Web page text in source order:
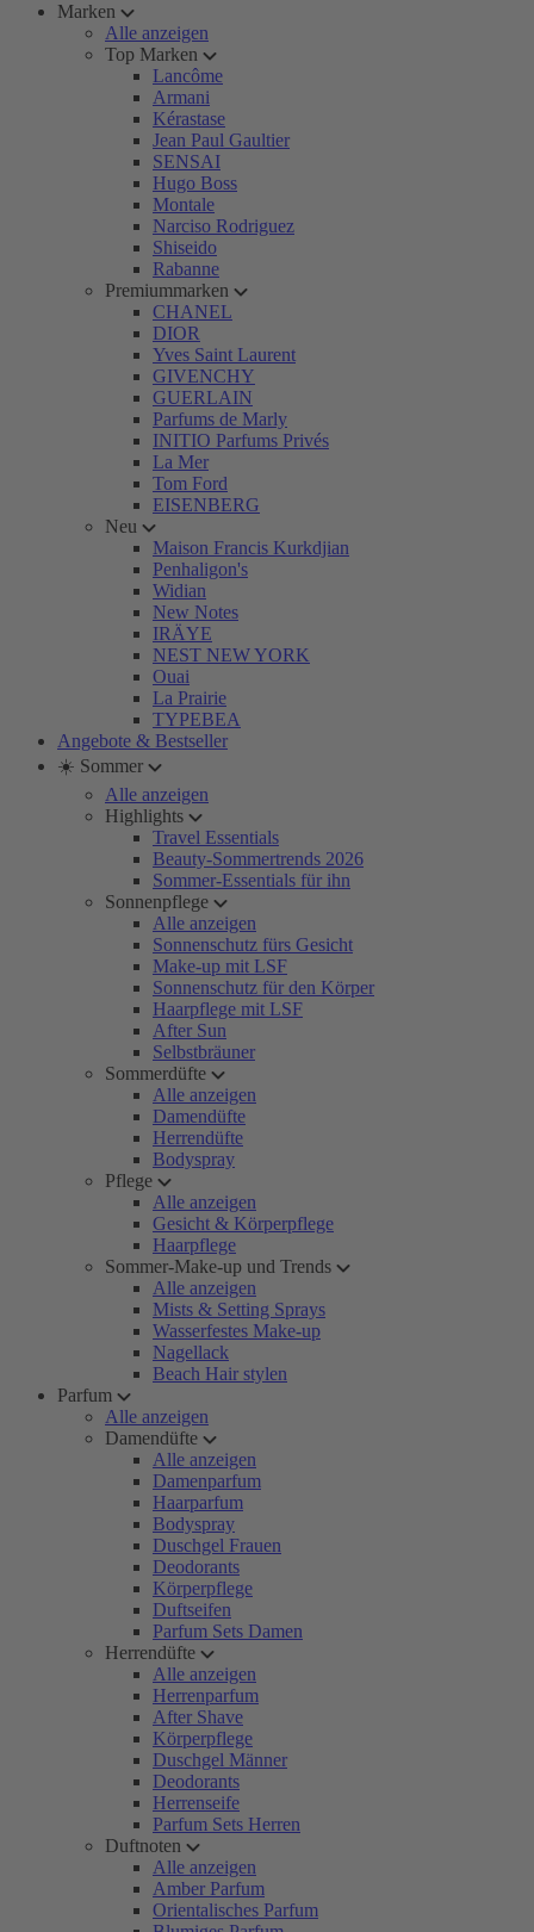
Marken
Alle anzeigen
Top Marken
Lancôme
Armani
Kérastase
Jean Paul Gaultier
SENSAI
Hugo Boss
Montale
Narciso Rodriguez
Shiseido
Rabanne
Premiummarken
CHANEL
DIOR
Yves Saint Laurent
GIVENCHY
GUERLAIN
Parfums de Marly
INITIO Parfums Privés
La Mer
Tom Ford
EISENBERG
Neu
Maison Francis Kurkdjian
Penhaligon's
Widian
New Notes
IRÄYE
NEST NEW YORK
Ouai
La Prairie
TYPEBEA
Angebote & Bestseller
☀️ Sommer
Alle anzeigen
Highlights
Travel Essentials
Beauty-Sommertrends 2026
Sommer-Essentials für ihn
Sonnenpflege
Alle anzeigen
Sonnenschutz fürs Gesicht
Make-up mit LSF
Sonnenschutz für den Körper
Haarpflege mit LSF
After Sun
Selbstbräuner
Sommerdüfte
Alle anzeigen
Damendüfte
Herrendüfte
Bodyspray
Pflege
Alle anzeigen
Gesicht & Körperpflege
Haarpflege
Sommer-Make-up und Trends
Alle anzeigen
Mists & Setting Sprays
Wasserfestes Make-up
Nagellack
Beach Hair stylen
Parfum
Alle anzeigen
Damendüfte
Alle anzeigen
Damenparfum
Haarparfum
Bodyspray
Duschgel Frauen
Deodorants
Körperpflege
Duftseifen
Parfum Sets Damen
Herrendüfte
Alle anzeigen
Herrenparfum
After Shave
Körperpflege
Duschgel Männer
Deodorants
Herrenseife
Parfum Sets Herren
Duftnoten
Alle anzeigen
Amber Parfum
Orientalisches Parfum